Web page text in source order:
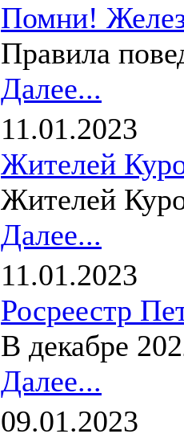
Помни!
Правила
Далее...
11.01.2023
Жителей
Жителей
Далее...
11.01.2023
Росреестр
В декабре
Далее...
09.01.2023